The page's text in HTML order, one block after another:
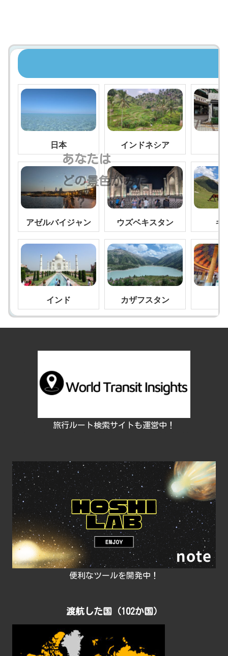
あなたは
どの景色がみた
い？
日本
アゼルバイジャン
インド
インドネシア
ウズベキスタン
カザフスタン
キ
旅行ルート検索サイトも運営中！
便利なツールを開発中！
渡航した国（102か国）